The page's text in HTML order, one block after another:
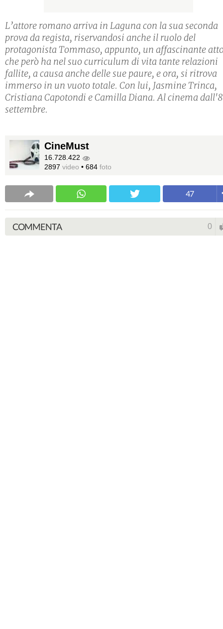
L’attore romano arriva in Laguna con la sua seconda
prova da regista, riservandosi anche il ruolo del
protagonista Tommaso, appunto, un affascinante
che però ha nel suo curriculum di vita tante relazioni
fallite, a causa anche delle sue paure, e ora, si ritrova
immerso in un vuoto totale. Con lui, Jasmine Trinca,
Cristiana Capotondi e Camilla Diana. Al cinema dall'8
settembre.
CineMust
16.728.422
2897 video • 684 foto
47
COMMENTA 0